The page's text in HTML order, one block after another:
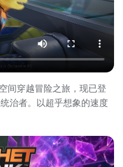
间穿越冒险之旅，现已登
治者。以超乎想象的速度